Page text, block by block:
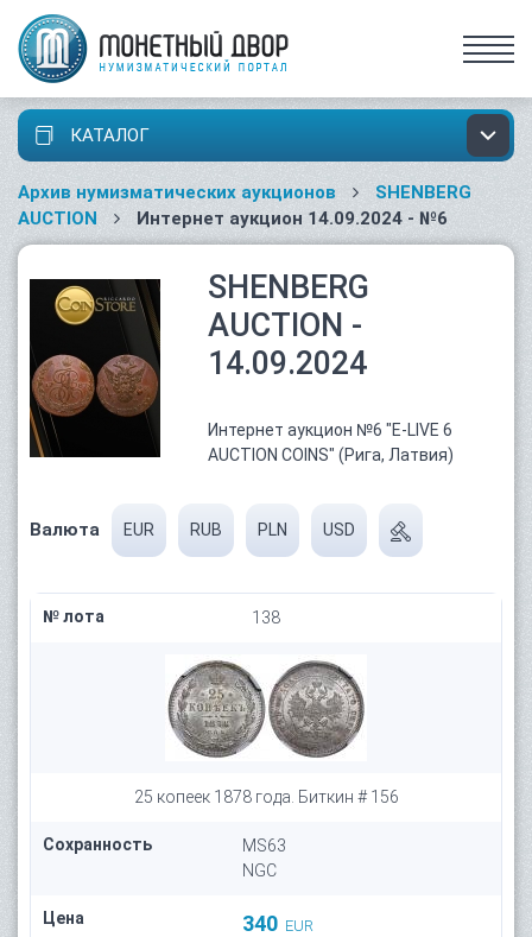
КАТАЛОГ
Архив нумизматических аукционов
SHENBERG
AUCTION
Интернет аукцион 14.09.2024 - №6
SHENBERG
AUCTION -
14.09.2024
Интернет аукцион №6 "E-LIVE 6
AUCTION COINS" (Рига, Латвия)
Валюта EUR RUB PLN USD
№ лота 138
25 копеек 1878 года. Биткин # 156
Сохранность
MS63
NGC
Цена 340 EUR